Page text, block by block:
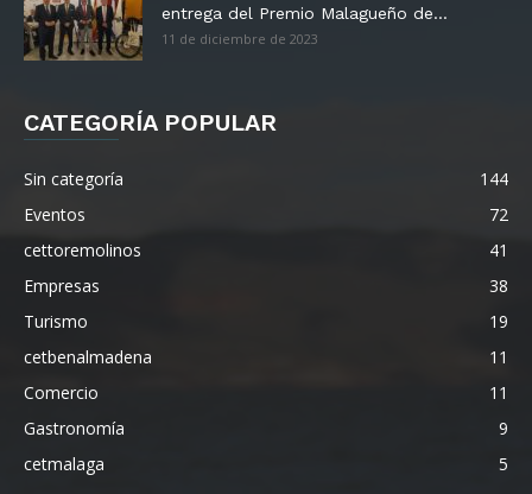
entrega del Premio Malagueño de...
11 de diciembre de 2023
CATEGORÍA POPULAR
Sin categoría
144
Eventos
72
cettoremolinos
41
Empresas
38
Turismo
19
cetbenalmadena
11
Comercio
11
Gastronomía
9
cetmalaga
5